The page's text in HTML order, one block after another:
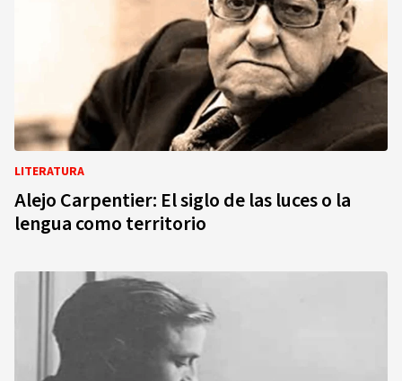
LITERATURA
Alejo Carpentier: El siglo de las luces o la
lengua como territorio